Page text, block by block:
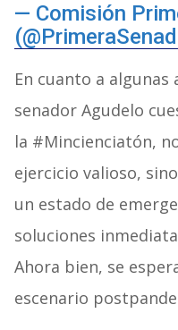
— Comisión
En cuanto a algunas
senador Agudelo
la #Mincienciatón,
ejercicio valioso,
un estado de
soluciones
Ahora bien, se
escenario